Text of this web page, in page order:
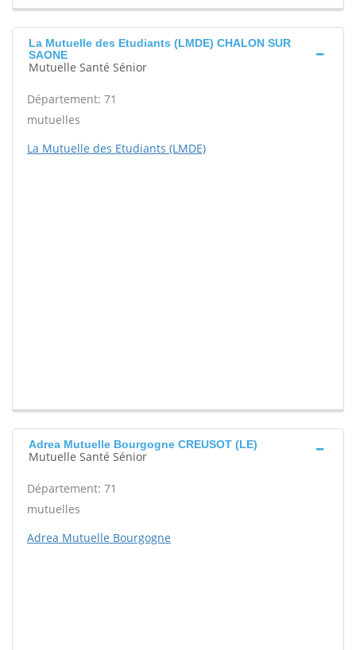
La Mutuelle des Etudiants (LMDE) CHALON SUR
SAONE
Mutuelle Santé Sénior
Département: 71
mutuelles
La Mutuelle des Etudiants (LMDE)
Adrea Mutuelle Bourgogne CREUSOT (LE)
Mutuelle Santé Sénior
Département: 71
mutuelles
Adrea Mutuelle Bourgogne